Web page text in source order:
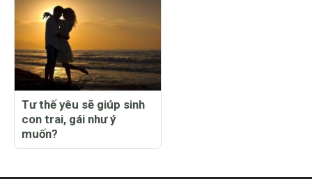
Tư thế yêu sẽ giúp sinh
con trai, gái như ý
muốn?